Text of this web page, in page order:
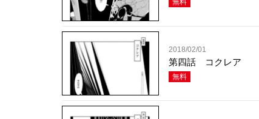
無料
2018/02/01
第四話 コクレア
無料